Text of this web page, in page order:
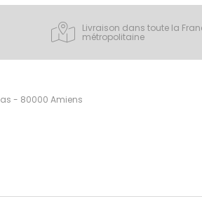
Livraison dans toute la
métropolitaine
- 80000 Amiens